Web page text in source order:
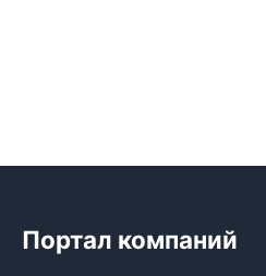
Портал компаний